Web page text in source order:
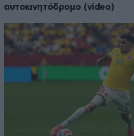
αυτοκινητόδρομο (video)